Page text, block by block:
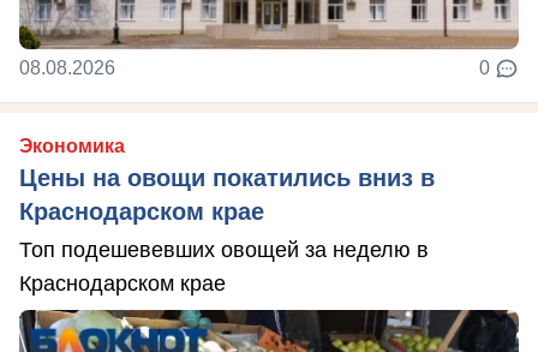
08.08.2026 0
Экономика
Цены на овощи покатились вниз в
Краснодарском крае
Топ подешевевших овощей за неделю в
Краснодарском крае